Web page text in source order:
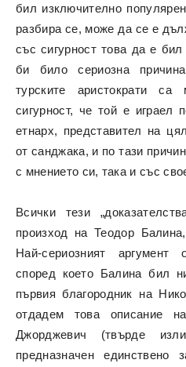
бил изключително
разбира се, може да се е
със сигурност това да е
би било сериозна
турските аристократи
сигурност, че той е играел
етнарх, представител на
от санджака, и по тази
с мнението си, така и със
Всички тези
произход на Теодор
Най-сериозният аргумент
според което Балина бил
първия благородник на
отдадем това описание
Джорджевич (твърде
предназначен единствено